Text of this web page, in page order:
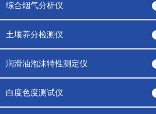
综合烟气分析仪
土壤养分检测仪
润滑油泡沫特性测定仪
白度色度测试仪